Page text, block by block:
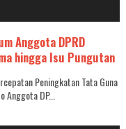
Anggota DPRD
hingga Isu Pungutan
Peningkatan Tata Guna
DP...